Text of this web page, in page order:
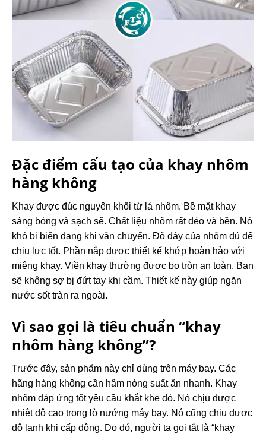
Đặc điểm cấu tạo của khay nhôm
hàng không
Khay được đúc nguyên khối từ lá nhôm. Bề mặt khay
sáng bóng và sạch sẽ. Chất liệu nhôm rất dẻo và bền. Nó
khó bị biến dạng khi vận chuyển. Độ dày của nhôm đủ để
chịu lực tốt. Phần nắp được thiết kế khớp hoàn hảo với
miệng khay. Viền khay thường được bo tròn an toàn. Bạn
sẽ không sợ bị đứt tay khi cầm. Thiết kế này giúp ngăn
nước sốt tràn ra ngoài.
Vì sao gọi là tiêu chuẩn “khay
nhôm hàng không”?
Trước đây, sản phẩm này chỉ dùng trên máy bay. Các
hãng hàng không cần hâm nóng suất ăn nhanh. Khay
nhôm đáp ứng tốt yêu cầu khắt khe đó. Nó chịu được
nhiệt độ cao trong lò nướng máy bay. Nó cũng chịu được
độ lạnh khi cấp đông. Do đó, người ta gọi tắt là “khay